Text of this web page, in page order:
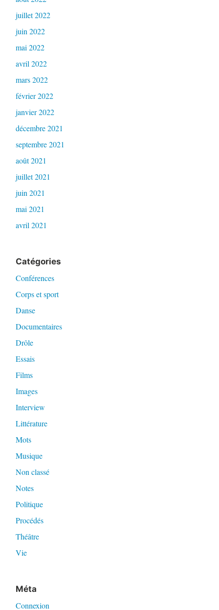
juillet 2022
juin 2022
mai 2022
avril 2022
mars 2022
février 2022
janvier 2022
décembre 2021
septembre 2021
août 2021
juillet 2021
juin 2021
mai 2021
avril 2021
Catégories
Conférences
Corps et sport
Danse
Documentaires
Drôle
Essais
Films
Images
Interview
Littérature
Mots
Musique
Non classé
Notes
Politique
Procédés
Théâtre
Vie
Méta
Connexion